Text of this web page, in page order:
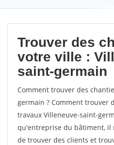
9,5
votes
Trouver des
votre ville :
saint-germain
Comment trouver des
germain ? Comment trouver
travaux Villeneuve-saint-
qu'entreprise du bâtiment, il
de trouver des clients et